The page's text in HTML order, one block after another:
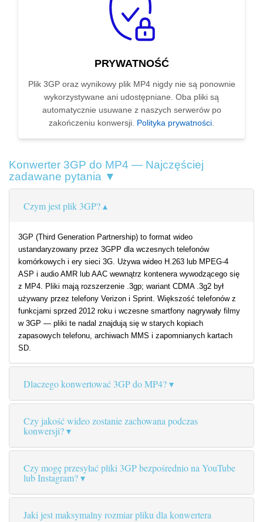
PRYWATNOŚĆ
Plik 3GP oraz wynikowy plik MP4 nigdy nie są ponownie
wykorzystywane ani udostępniane. Oba pliki są
automatycznie usuwane z naszych serwerów po
zakończeniu konwersji. Polityka prywatności.
Konwerter 3GP do MP4 — Najczęściej
zadawane pytania ▼
Czym jest plik 3GP?
3GP (Third Generation Partnership) to format wideo
ustandaryzowany przez 3GPP dla wczesnych telefonów
komórkowych i ery sieci 3G. Używa wideo H.263 lub MPEG-4
ASP i audio AMR lub AAC wewnątrz kontenera wywodzącego się
z MP4. Pliki mają rozszerzenie .3gp; wariant CDMA .3g2 był
używany przez telefony Verizon i Sprint. Większość telefonów z
funkcjami sprzed 2012 roku i wczesne smartfony nagrywały filmy
w 3GP — pliki te nadal znajdują się w starych kopiach
zapasowych telefonu, archiwach MMS i zapomnianych kartach
SD.
Dlaczego konwertować 3GP do MP4?
Czy jakość wideo zostanie zachowana podczas
konwersji?
Czy mogę przesyłać pliki 3GP bezpośrednio na YouTube
lub Instagram?
Jaki jest maksymalny rozmiar pliku dla konwertera